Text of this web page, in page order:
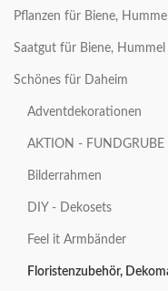
Pflanzen für Biene,
Saatgut für Biene,
Schönes für Daheim
Adventdekorationen
AKTION - FUNDGRUBE
Bilderrahmen
DIY - Dekosets
Feel it Armbänder
Floristenzubehör,